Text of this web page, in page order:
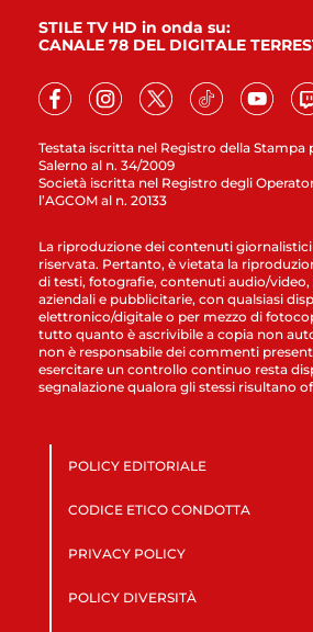
Testata iscritta nel Registro della Stampa
Salerno al n. 34/2009
Società iscritta nel Registro degli
l’AGCOM al n. 20133
STILE TV HD in onda su:
CANALE 78 DEL DIGITALE
La riproduzione dei contenuti giornalistici
riservata. Pertanto, è vietata la
di testi, fotografie, contenuti audio/
aziendali e pubblicitarie, con qualsiasi
elettronico/digitale o per mezzo di
tutto quanto è ascrivibile a copia non
non è responsabile dei commenti
esercitare un controllo continuo resta
segnalazione qualora gli stessi risultano
POLICY EDITORIALE
CODICE ETICO CONDOTTA
PRIVACY POLICY
POLICY DIVERSITÀ